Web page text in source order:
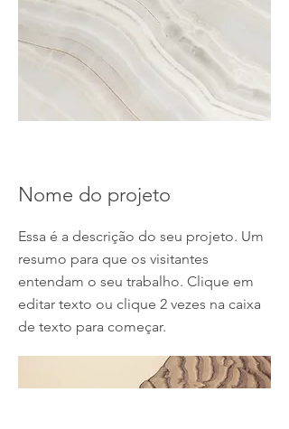
Nome do projeto
Essa é a descrição do seu projeto. Um
resumo para que os visitantes
entendam o seu trabalho. Clique em
editar texto ou clique 2 vezes na caixa
de texto para começar.